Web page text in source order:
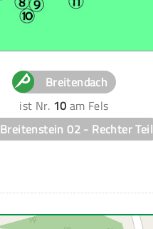
Breitendach
ist Nr. 10 am Fels
Breitenstein 02 - Rechter Teil